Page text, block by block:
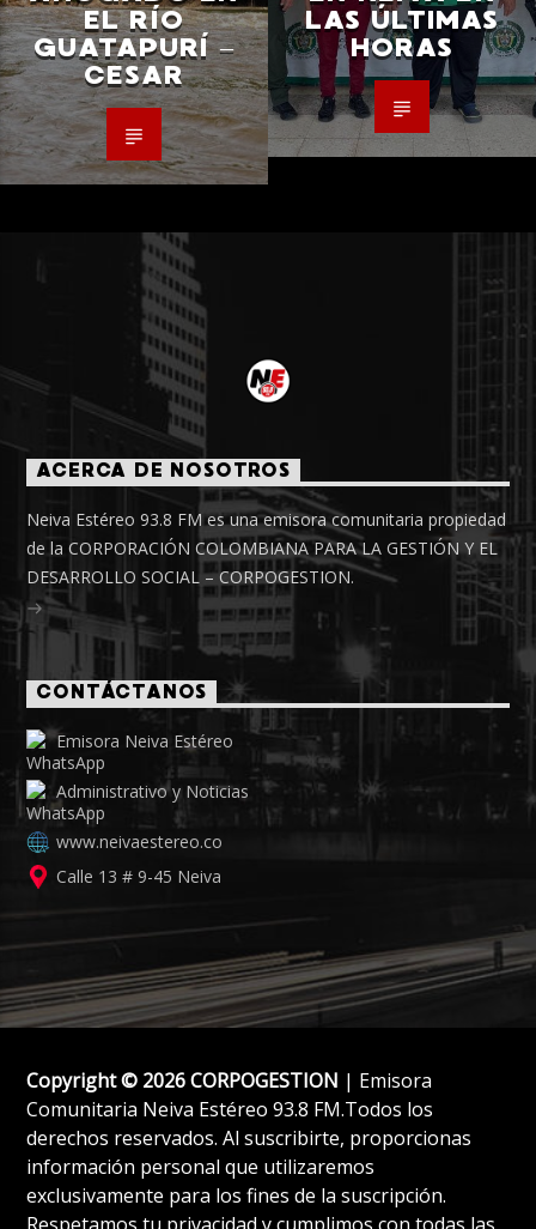
EL RÍO
GUATAPURÍ –
CESAR
LAS ÚLTIMAS
HORAS
ACERCA DE NOSOTROS
Neiva Estéreo 93.8 FM es una emisora comunitaria propiedad
de la CORPORACIÓN COLOMBIANA PARA LA GESTIÓN Y EL
DESARROLLO SOCIAL – CORPOGESTION.
CONTÁCTANOS
Emisora Neiva Estéreo
Administrativo y Noticias
www.neivaestereo.co
Calle 13 # 9-45 Neiva
Copyright © 2026 CORPOGESTION | Emisora
Comunitaria Neiva Estéreo 93.8 FM.Todos los
derechos reservados. Al suscribirte, proporcionas
información personal que utilizaremos
exclusivamente para los fines de la suscripción.